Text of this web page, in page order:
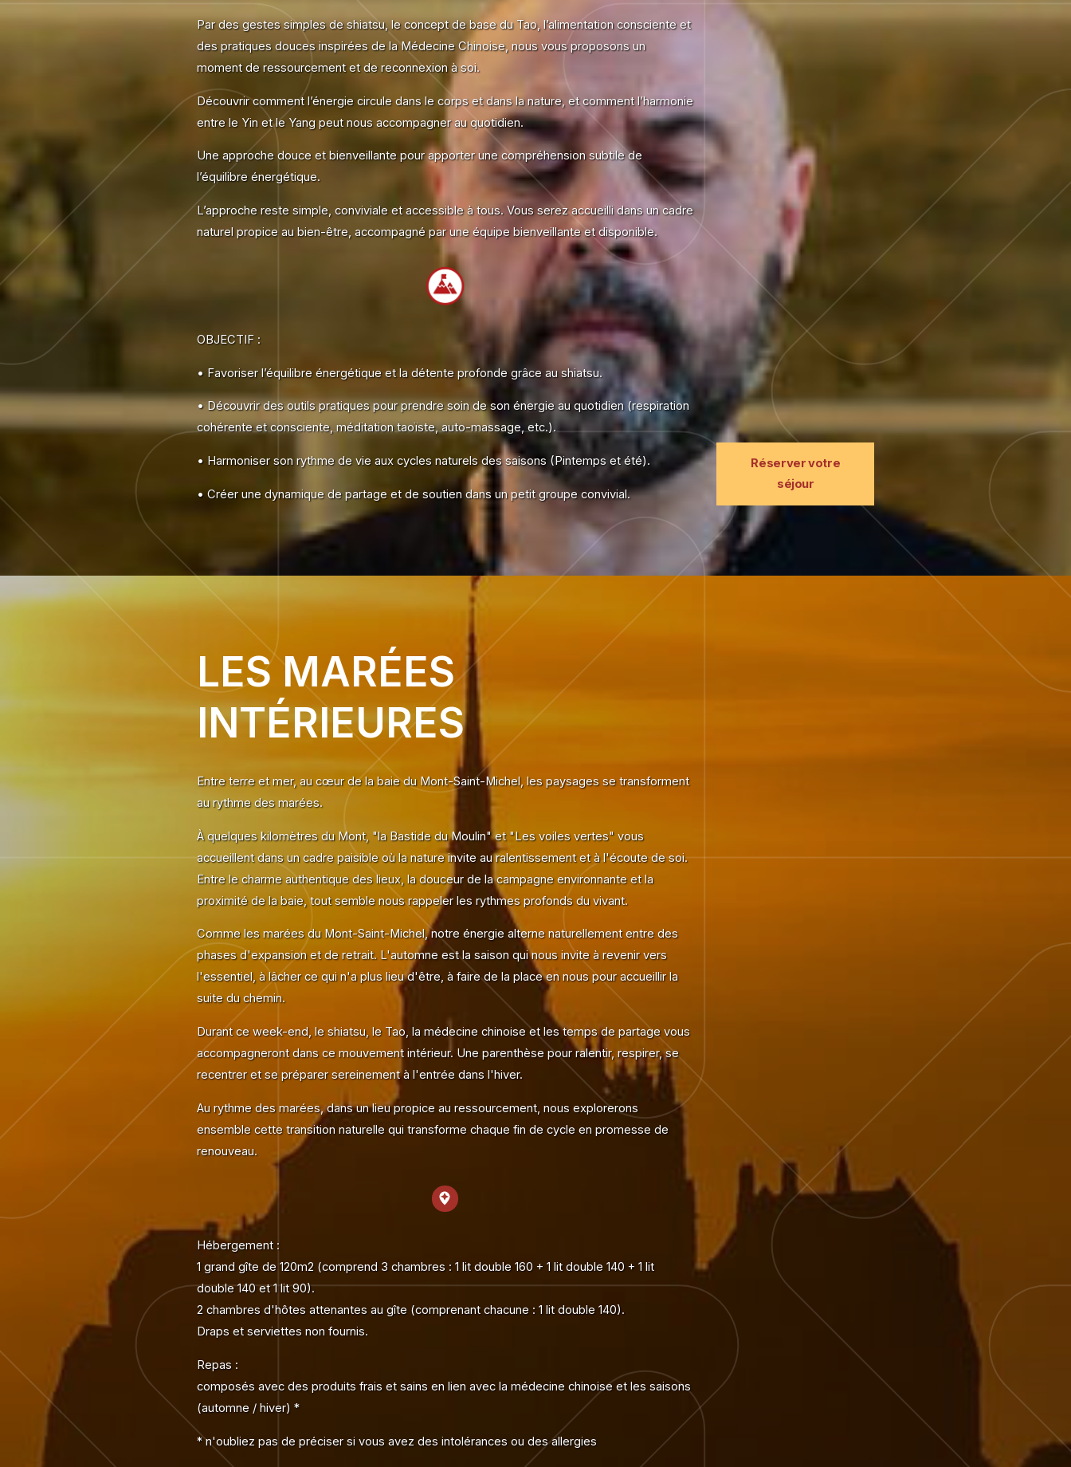
Par des gestes simples de shiatsu, le concept de base du Tao, l’alimentation consciente et
des pratiques douces inspirées de la Médecine Chinoise, nous vous proposons un
moment de ressourcement et de reconnexion à soi.
Découvrir comment l’énergie circule dans le corps et dans la nature, et comment l’harmonie
entre le Yin et le Yang peut nous accompagner au quotidien.
Une approche douce et bienveillante pour apporter une compréhension subtile de
l’équilibre énergétique.
L’approche reste simple, conviviale et accessible à tous. Vous serez accueilli dans un cadre
naturel propice au bien-être, accompagné par une équipe bienveillante et disponible.
OBJECTIF :
• Favoriser l’équilibre énergétique et la détente profonde grâce au shiatsu.
• Découvrir des outils pratiques pour prendre soin de son énergie au quotidien (respiration
cohérente et consciente, méditation taoïste, auto-massage, etc.).
• Harmoniser son rythme de vie aux cycles naturels des saisons (Pintemps et été).
• Créer une dynamique de partage et de soutien dans un petit groupe convivial.
Réserver votre
séjour
LES MARÉES
INTÉRIEURES
Entre terre et mer, au cœur de la baie du Mont-Saint-Michel, les paysages se transforment
au rythme des marées.
À quelques kilomètres du Mont, "la Bastide du Moulin" et "Les voiles vertes" vous
accueillent dans un cadre paisible où la nature invite au ralentissement et à l'écoute de soi.
Entre le charme authentique des lieux, la douceur de la campagne environnante et la
proximité de la baie, tout semble nous rappeler les rythmes profonds du vivant.
Comme les marées du Mont-Saint-Michel, notre énergie alterne naturellement entre des
phases d'expansion et de retrait. L'automne est la saison qui nous invite à revenir vers
l'essentiel, à lâcher ce qui n'a plus lieu d'être, à faire de la place en nous pour accueillir la
suite du chemin.
Durant ce week-end, le shiatsu, le Tao, la médecine chinoise et les temps de partage vous
accompagneront dans ce mouvement intérieur. Une parenthèse pour ralentir, respirer, se
recentrer et se préparer sereinement à l'entrée dans l'hiver.
Au rythme des marées, dans un lieu propice au ressourcement, nous explorerons
ensemble cette transition naturelle qui transforme chaque fin de cycle en promesse de
renouveau.
Hébergement :
1 grand gîte de 120m2 (comprend 3 chambres : 1 lit double 160 + 1 lit double 140 + 1 lit
double 140 et 1 lit 90).
2 chambres d'hôtes attenantes au gîte (comprenant chacune : 1 lit double 140).
Draps et serviettes non fournis.
Repas :
composés avec des produits frais et sains en lien avec la médecine chinoise et les saisons
(automne / hiver) *
* n'oubliez pas de préciser si vous avez des intolérances ou des allergies